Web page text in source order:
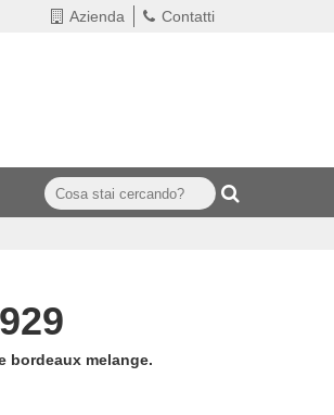
Azienda Contatti
bordeaux melange.